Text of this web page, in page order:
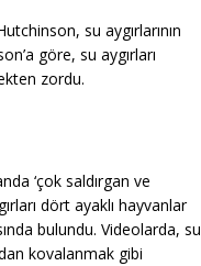
su aygırlarının
göre, su aygırları
zordu.
‘çok saldırgan ve
dört ayaklı hayvanlar
bulundu. Videolarda, su
kovalanmak gibi